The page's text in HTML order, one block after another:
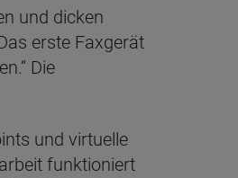
und dicken
erste Faxgerät
Die
und virtuelle
funktioniert